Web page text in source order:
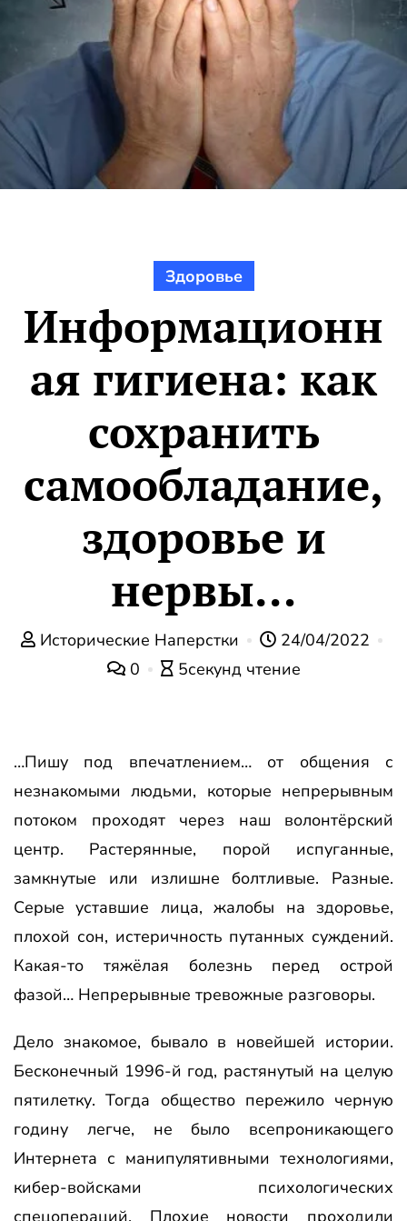
Здоровье
Информационн
ая гигиена: как
сохранить
самообладание,
здоровье и
нервы…
Исторические Наперстки
24/04/2022
0
5секунд чтение
…Пишу под впечатлением… от общения с
незнакомыми людьми, которые непрерывным
потоком проходят через наш волонтёрский
центр. Растерянные, порой испуганные,
замкнутые или излишне болтливые. Разные.
Серые уставшие лица, жалобы на здоровье,
плохой сон, истеричность путанных суждений.
Какая-то тяжёлая болезнь перед острой
фазой… Непрерывные тревожные разговоры.
Дело знакомое, бывало в новейшей истории.
Бесконечный 1996-й год, растянутый на целую
пятилетку. Тогда общество пережило черную
годину легче, не было всепроникающего
Интернета с манипулятивными технологиями,
кибер-войсками психологических
спецопераций. Плохие новости проходили